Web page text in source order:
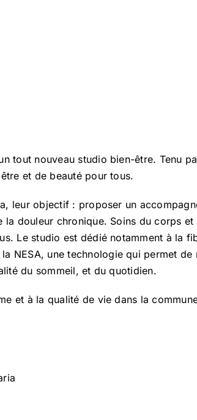
tout nouveau studio bien-être. Tenu
et de beauté pour tous.
leur objectif : proposer un
douleur chronique. Soins du corps
Le studio est dédié notamment à la
NESA, une technologie qui permet
du sommeil, et du quotidien.
et à la qualité de vie dans la